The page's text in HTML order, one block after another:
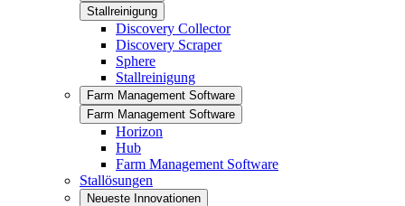
Stallreinigung
Discovery Collector
Discovery Scraper
Sphere
Stallreinigung
Farm Management Software
Farm Management Software
Horizon
Hub
Farm Management Software
Stallösungen
Neueste Innovationen